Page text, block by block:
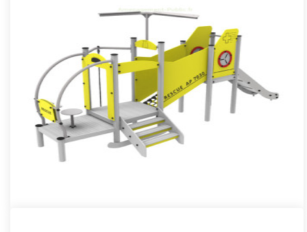
Structure de jeu Hélicoptère
Structure multi-activité pour aire de jeux extérieurs sur le thème
de l'aviation et de la navigation aérienne, l'Hélicoptère ..
Offre partenaire